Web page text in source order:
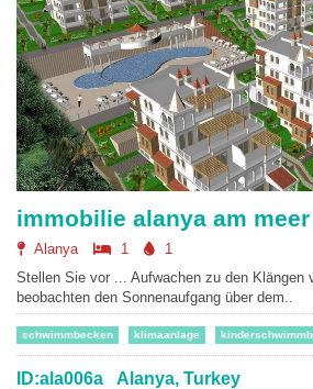
immobilie alanya am meer
Alanya 1
1
Stellen Sie vor ... Aufwachen zu den Klängen
beobachten den Sonnenaufgang über dem..
schwimmbecken klimaanlage
ID:ala006a Alanya, Turkey